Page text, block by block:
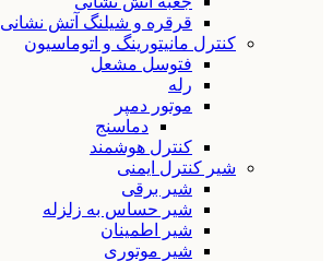
قرقره و شیلنگ آتش نشانی
کنترل مانیتورینگ و اتوماسیون
فتوسل مشعل
رله
موتور دمپر
دماسنج
کنترل هوشمند
شیر کنترل ایمنی
شیر برقی
شیر حساس به زلزله
شیر اطمینان
شیر موتوری